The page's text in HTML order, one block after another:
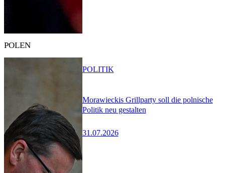
POLEN
Morawieckis Grillparty soll die polnische
Politik neu gestalten
31.07.2026
POLITIK